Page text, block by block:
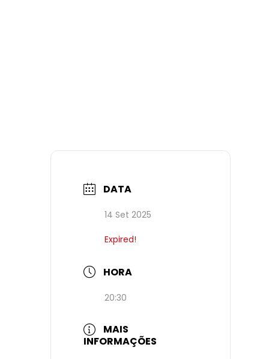
DATA
14 Set 2025
Expired!
HORA
20:30
MAIS
INFORMAÇÕES